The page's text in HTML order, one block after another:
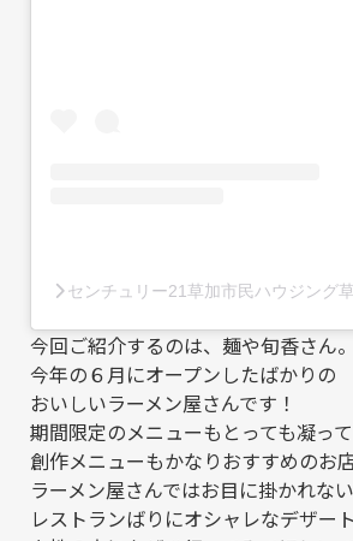
センチュリー21草加市民ハウジング
今回ご紹介するのは、麺や旬香さん。
今年の６月にオープンしたばかりの
おいしいラーメン屋さんです！
期間限定のメニューもとっても凝っ
創作メニューもかなりおすすめのお
ラーメン屋さんではお目に掛かれな
レストランばりにオシャレなデザー